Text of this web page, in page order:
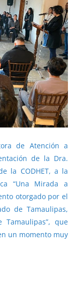
de Atención a
de la Dra.
la CODHET, a la
“Una Mirada a
otorgado por el
de Tamaulipas,
que
un momento muy